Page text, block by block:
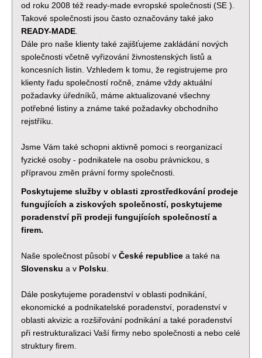
od roku 2008 též ready-made evropské společnosti (SE ).
Takové společnosti jsou často označovány také jako
READY-MADE
Dále pro naše klienty také zajišťujeme zakládání nových
společnosti včetně vyřizování živnostenských listů a
koncesních listin. Vzhledem k tomu, že registrujeme pro
klienty řadu společností ročně, známe vždy aktuální
požadavky úředníků, máme aktualizované všechny
potřebné listiny a známe také požadavky obchodního
rejstříku.
Jsme Vám také schopni aktivně pomoci s reorganizací
fyzické osoby - podnikatele na osobu právnickou, s
přípravou změn právní formy společnosti.
Poskytujeme služby v oblasti zprostředkování prodeje
fungujících a ziskových společností, poskytujeme
poradenství při prodeji fungujících společností a
firem.
Naše společnost působí v České republice a také na
Slovensku a v Polsku
Dále poskytujeme poradenství v oblasti podnikání,
ekonomické a podnikatelské poradenství, poradenství v
oblasti akvizic a rozšiřování podnikání a také poradenství
při restrukturalizaci Vaší firmy nebo společnosti a nebo celé
struktury firem.